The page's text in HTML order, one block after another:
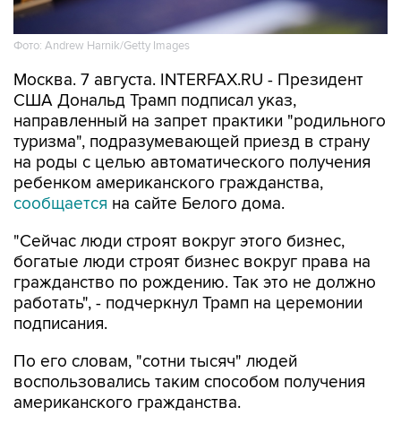
Фото: Andrew Harnik/Getty Images
Москва. 7 августа. INTERFAX.RU - Президент
направленный на запрет практики "родильного
туризма", подразумевающей приезд в страну
на роды с целью автоматического получения
ребенком американского гражданства,
сообщаетсяна сайте Белого дома.
"Сейчас люди строят вокруг этого бизнес,
гражданство по рождению. Так это не должно
работать", - подчеркнул Трамп на церемонии
подписания.
По его словам, "сотни тысяч" людей
американского гражданства.
Президент подписал еще один указ, также